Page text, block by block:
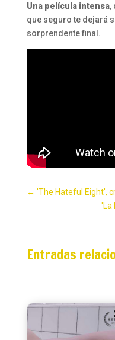
Una película intensa,
que seguro te dejará
sorprendente final.
← 'The Hateful Eight',
'La
Entradas